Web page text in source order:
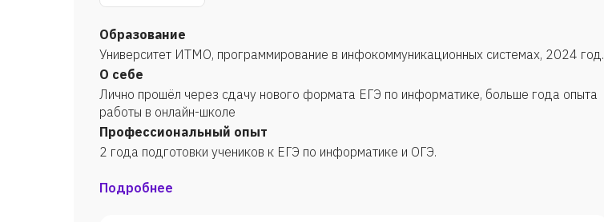
Образование
Университет ИТМО, программирование в инфокоммуникационных системах, 2024 год.
О себе
Лично прошёл через сдачу нового формата ЕГЭ по информатике, больше года опыта
работы в онлайн-школе
Профессиональный опыт
2 года подготовки учеников к ЕГЭ по информатике и ОГЭ.
Подробнее